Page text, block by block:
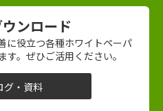
ンロード
に役立つ各種ホワイトペーパ
。ぜひご活用ください。
グ・資料